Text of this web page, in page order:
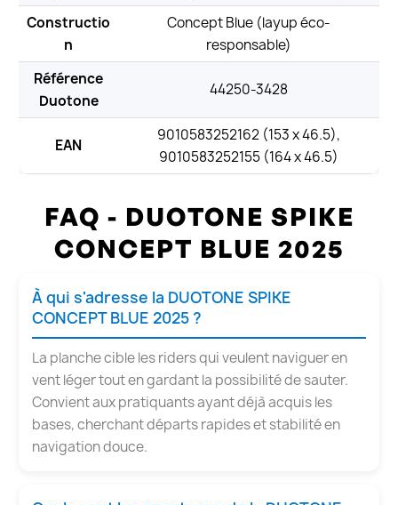
Constructio
n
Concept Blue (layup éco-
responsable)
Référence
Duotone
44250-3428
EAN
9010583252162 (153 x 46.5),
9010583252155 (164 x 46.5)
FAQ - DUOTONE SPIKE
CONCEPT BLUE 2025
À qui s'adresse la DUOTONE SPIKE
CONCEPT BLUE 2025 ?
La planche cible les riders qui veulent naviguer en
vent léger tout en gardant la possibilité de sauter.
Convient aux pratiquants ayant déjà acquis les
bases, cherchant départs rapides et stabilité en
navigation douce.